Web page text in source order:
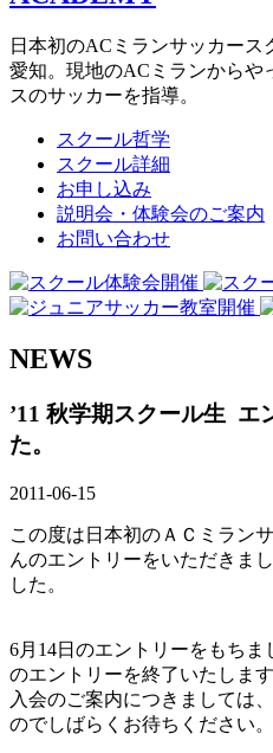
日本初のACミランサッカー
愛知。現地のACミランからや
スのサッカーを指導。
スクール哲学
スクール詳細
お申し込み
説明会・体験会のご案内
お問い合わせ
NEWS
’11 秋学期スクール生 エ
た。
2011-06-15
この度は日本初のＡＣミラン
んのエントリーをいただきま
した。
6月14日のエントリーをもち
のエントリーを終了いたします
入会のご案内につきましては
のでしばらくお待ちください。